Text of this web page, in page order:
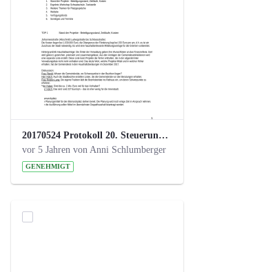
20170524 Protokoll 20. Steuerungskreis.pdf
vor 5 Jahren von Anni Schlumberger
GENEHMIGT